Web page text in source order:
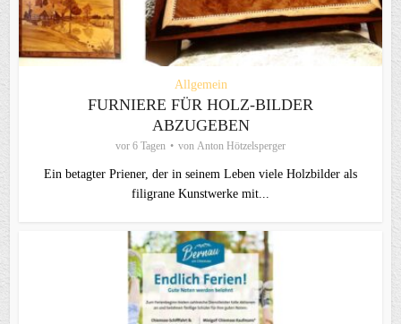
Allgemein
FURNIERE FÜR HOLZ-BILDER
ABZUGEBEN
vor 6 Tagen von Anton Hötzelsperger
Ein betagter Priener, der in seinem Leben viele Holzbilder als
filigrane Kunstwerke mit...